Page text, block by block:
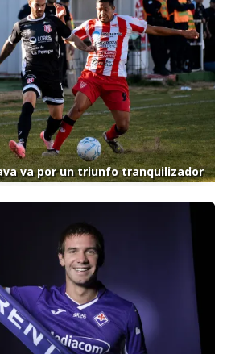
va por un triunfo tranquilizador